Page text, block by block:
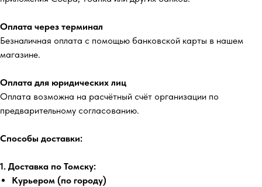
Оплата через терминал
Безналичная оплата с помощью банковской карты в нашем
магазине.
Оплата для юридических лиц
Оплата возможна на расчётный счёт организации по
предварительному согласованию.
Способы доставки:
1. Доставка по Томску:
Курьером (по городу)